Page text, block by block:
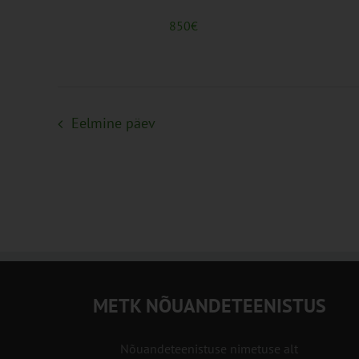
850€
Eelmine päev
METK NÕUANDETEENISTUS
Nõuandeteenistuse nimetuse alt